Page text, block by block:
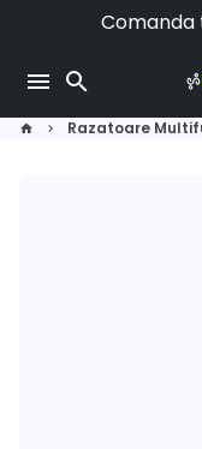
conținut
Comanda
menu search
home keyboard_arrow_right Razatoare